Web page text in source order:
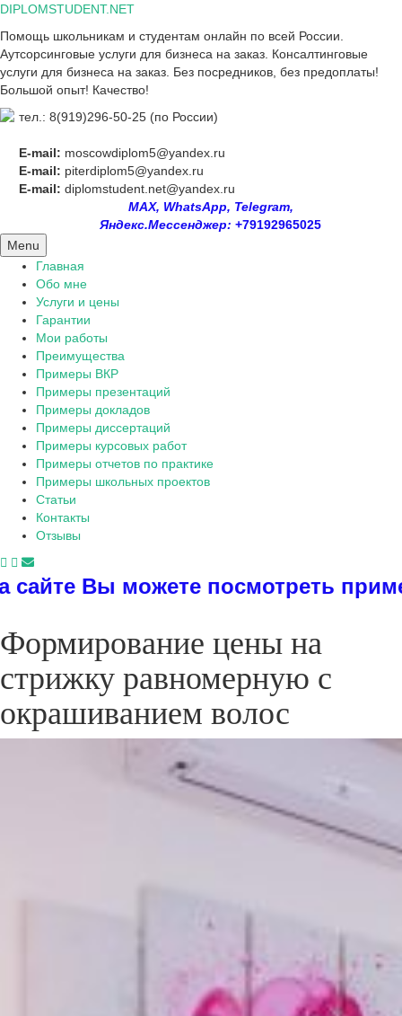
Skip
content
DIPLOMSTUDENT.NET
Помощь школьникам и студентам онлайн по всей России.
Аутсорсинговые услуги для бизнеса на заказ. Консалтинговые
услуги для бизнеса на заказ. Без посредников, без предоплаты!
Большой опыт! Качество!
тел.: 8(919)296-50-25 (по России)
E-mail: moscowdiplom5@yandex.ru
E-mail: piterdiplom5@yandex.ru
E-mail: diplomstudent.net@yandex.ru
MAX, WhatsApp, Telegram,
Яндекс.Мессенджер: +79192965025
Menu
Главная
Обо мне
Услуги и цены
Гарантии
Мои работы
Преимущества
Примеры ВКР
Примеры презентаций
Примеры докладов
Примеры диссертаций
Примеры курсовых работ
Примеры отчетов по практике
Примеры школьных проектов
Статьи
Контакты
Отзывы
посмотреть примеры
Формирование цены на
стрижку равномерную с
окрашиванием волос